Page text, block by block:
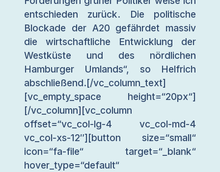
entschieden zurück. Die politische
Blockade der A20 gefährdet massiv
die wirtschaftliche Entwicklung der
Westküste und des nördlichen
Hamburger Umlands“, so Helfrich
abschließend.[/vc_column_text]
[vc_empty_space height=“20px“]
[/vc_column][vc_column
offset=“vc_col-lg-4 vc_col-md-4
vc_col-xs-12″][button size=“small“
icon=“fa-file“ target=“_blank“
hover_type=“default“